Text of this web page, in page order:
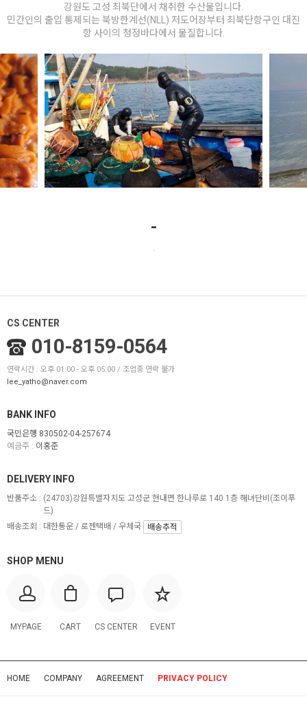
강원도 고성 최북단에서 채취한 수산물입니다.
민간인의 출입 통제되는 북방한계선(NLL) 저도어장부터 최북단항구인 대진
항 사이의 청정바다에서 물질합니다.
-
.
CS CENTER
010-8159-0564
연락시간 : 오후 01:00 - 오후 05:00 / 조업중 연락 불가
lee_yatho@naver.com
BANK INFO
국민은행 830502-04-257674
예금주 : 이홍준
SHOP MENU
MYPAGE CART CS CENTER EVENT
DELIVERY INFO
반품주소 : (24703)강원특별자치도 고성군 현내면 한나루로 140 1층 해녀단비(조이푸
드)
배송조회 : 대한통운 / 로젠택배 / 우체국
배송추적
HOME COMPANY AGREEMENT PRIVACY POLICY